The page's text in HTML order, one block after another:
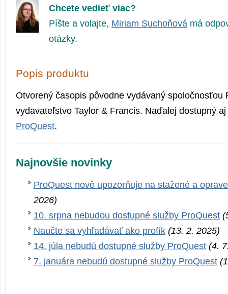
Chcete vedieť viac?
Píšte a volajte, Miriam Suchoňová má
otázky.
Popis produktu
Otvorený časopis pôvodne vydávaný spoločnosťou
vydavateľstvo Taylor & Francis. Naďalej dostupný
ProQuest.
Najnovšie novinky
ProQuest nově upozorňuje na stažené a
2026)
10. srpna nebudou dostupné služby ProQuest
Naučte sa vyhľadávať ako profík (13. 2. 2025)
14. júla nebudú dostupné služby ProQuest (4.
7. januára nebudú dostupné služby ProQuest